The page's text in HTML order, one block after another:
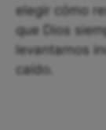
elegir cómo
que Dios
levantarnos
caído.